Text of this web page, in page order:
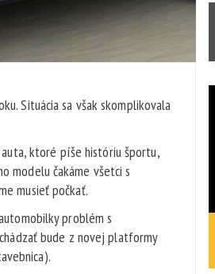
Situácia sa však skomplikovala
ktoré píše históriu športu,
modelu čakáme všetci s
musieť počkať.
problém s
bude z novej platformy